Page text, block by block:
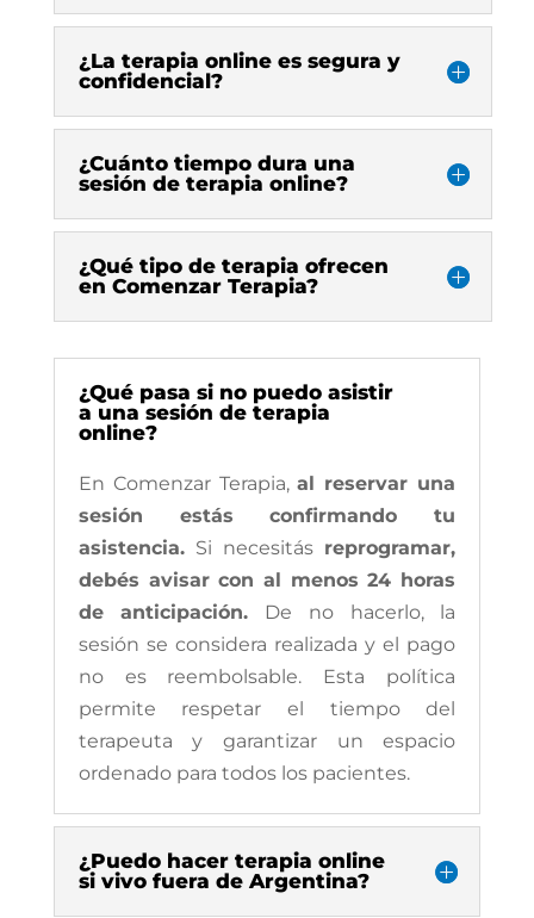
¿La terapia online es segura y
confidencial?
¿Cuánto tiempo dura una
sesión de terapia online?
¿Qué tipo de terapia ofrecen
en Comenzar Terapia?
¿Qué pasa si no puedo asistir
a una sesión de terapia
online?
En Comenzar Terapia,al reservar una
sesión estás confirmando tu
asistencia.Si necesitás reprogramar,
debés avisar con al menos 24 horas
de anticipación. De no hacerlo, la
sesión se considera realizada y el pago
no es reembolsable. Esta política
permite respetar el tiempo del
terapeuta y garantizar un espacio
ordenado para todos los pacientes.
¿Puedo hacer terapia online
si vivo fuera de Argentina?